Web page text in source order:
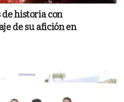
de historia con
de su afición en